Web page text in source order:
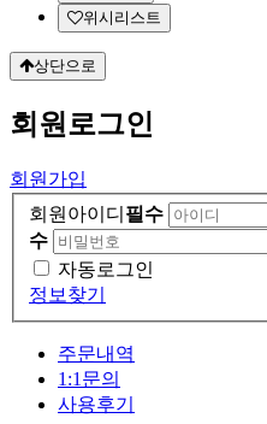
위시리스트
상단으로
회원 로그인
회원가입
회원아이디 필수
수
자동로그인
정보찾기
주문내역
1:1문의
사용후기